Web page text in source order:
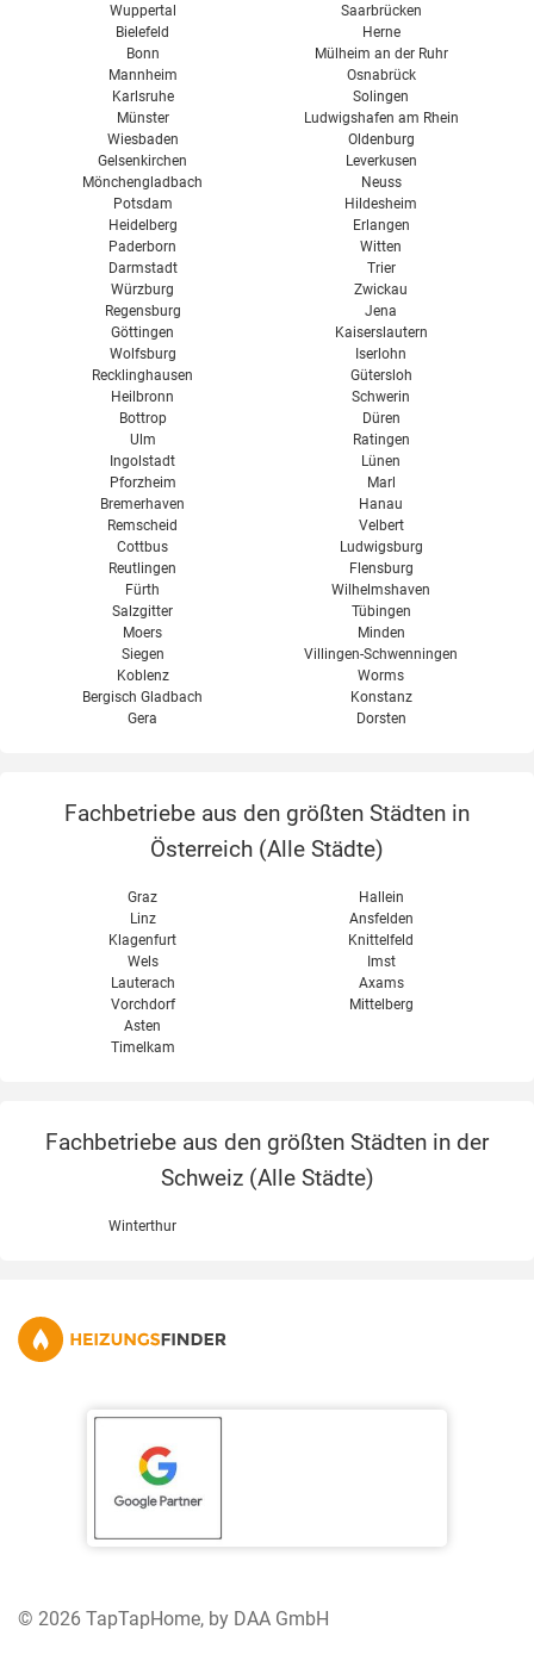
Wuppertal
Bielefeld
Bonn
Mannheim
Karlsruhe
Münster
Wiesbaden
Gelsenkirchen
Mönchengladbach
Saarbrücken
Herne
Mülheim an der Ruhr
Osnabrück
Solingen
Ludwigshafen am Rhein
Oldenburg
Leverkusen
Neuss
Potsdam
Heidelberg
Paderborn
Darmstadt
Würzburg
Regensburg
Göttingen
Wolfsburg
Recklinghausen
Heilbronn
Bottrop
Ulm
Ingolstadt
Pforzheim
Bremerhaven
Remscheid
Cottbus
Reutlingen
Fürth
Salzgitter
Moers
Siegen
Koblenz
Bergisch Gladbach
Gera
Hildesheim
Erlangen
Witten
Trier
Zwickau
Jena
Kaiserslautern
Iserlohn
Gütersloh
Schwerin
Düren
Ratingen
Lünen
Marl
Hanau
Velbert
Ludwigsburg
Flensburg
Wilhelmshaven
Tübingen
Minden
Villingen-Schwenningen
Worms
Konstanz
Dorsten
Fachbetriebe aus den größten Städten in
Österreich (Alle Städte)
Graz
Linz
Klagenfurt
Wels
Hallein
Ansfelden
Knittelfeld
Imst
Lauterach
Vorchdorf
Asten
Timelkam
Axams
Mittelberg
Fachbetriebe aus den größten Städten in der
Schweiz (Alle Städte)
Winterthur
© 2026 TapTapHome, by DAA GmbH